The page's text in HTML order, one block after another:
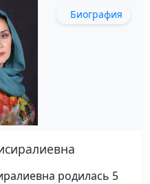
Биография
родилась 5